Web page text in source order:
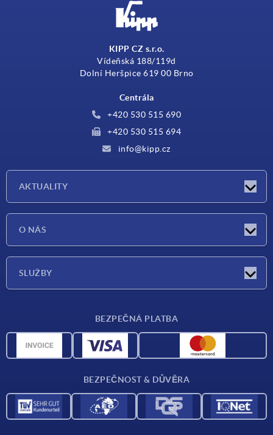
KIPP CZ s.r.o.
Vídeňská 188/119d
Dolní Heršpice 619 00 Brno
Centrála
+420 530 515 690
+420 530 515 694
info@kipp.cz
AKTUALITY
O NÁS
SLUŽBY
CAD data
BEZPEČNÁ PLATBA
BEZPEČNOST & DŮVĚRA